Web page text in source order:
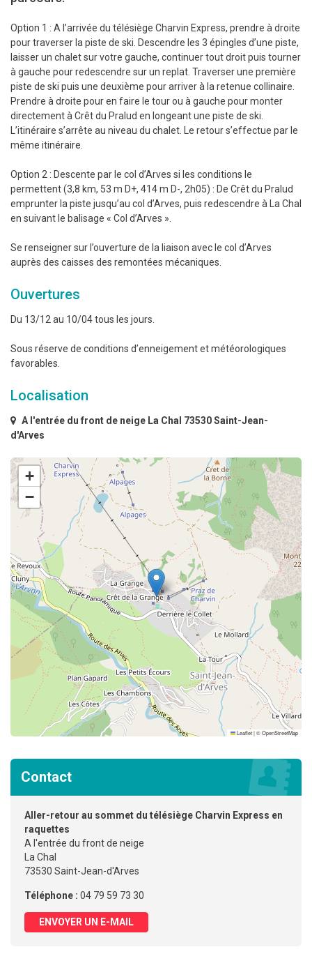
Option 1 : A l’arrivée du télésiège Charvin Express, prendre à droite
pour traverser la piste de ski. Descendre les 3 épingles d’une piste,
laisser un chalet sur votre gauche, continuer tout droit puis tourner
à gauche pour redescendre sur un replat. Traverser une première
piste de ski puis une deuxième pour arriver à la retenue collinaire.
Prendre à droite pour en faire le tour ou à gauche pour monter
directement à Crêt du Pralud en longeant une piste de ski.
L’itinéraire s’arrête au niveau du chalet. Le retour s’effectue par le
même itinéraire.
Option 2 : Descente par le col d’Arves si les conditions le
permettent (3,8 km, 53 m D+, 414 m D-, 2h05) : De Crêt du Pralud
emprunter la piste jusqu’au col d’Arves, puis redescendre à La Chal
en suivant le balisage « Col d’Arves ».
Se renseigner sur l’ouverture de la liaison avec le col d’Arves
auprès des caisses des remontées mécaniques.
Ouvertures
Du 13/12 au 10/04 tous les jours.
Sous réserve de conditions d’enneigement et météorologiques
favorables.
Localisation
A l'entrée du front de neige La Chal 73530 Saint-Jean-
d'Arves
+
−
Leaflet|©OpenStreetMap
Contact
Aller-retour au sommet du télésiège Charvin Express en
raquettes
A l'entrée du front de neige
La Chal
73530 Saint-Jean-d'Arves
Téléphone : 04 79 59 73 30
ENVOYER UN E-MAIL